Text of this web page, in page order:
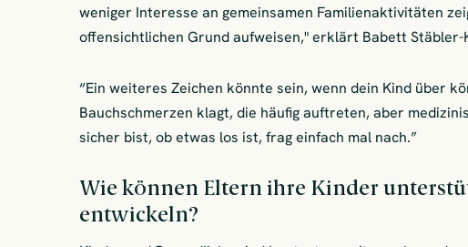
weniger Interesse an gemeinsamen Familienaktivitäten
offensichtlichen Grund aufweisen," erklärt Babett Stäbler-
“Ein weiteres Zeichen könnte sein, wenn dein Kind über
Bauchschmerzen klagt, die häufig auftreten, aber
sicher bist, ob etwas los ist, frag einfach mal nach.”
Wie können Eltern ihre Kinder
entwickeln?